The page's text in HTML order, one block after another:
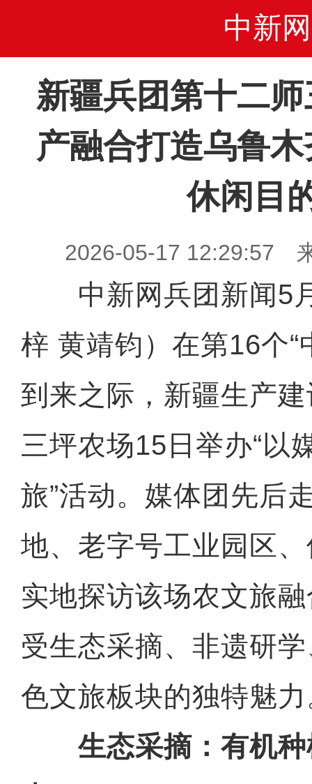
中新网
新疆兵团第十二
产融合打造乌鲁
休闲目
2026-05-17 12:29:57
中新网兵团新闻5
梓 黄靖钧）在第16个“
到来之际，新疆生产
三坪农场15日举办“以
旅”活动。媒体团先后
地、老字号工业园区
实地探访该场农文旅
受生态采摘、非遗研
色文旅板块的独特魅
生态采摘：有机